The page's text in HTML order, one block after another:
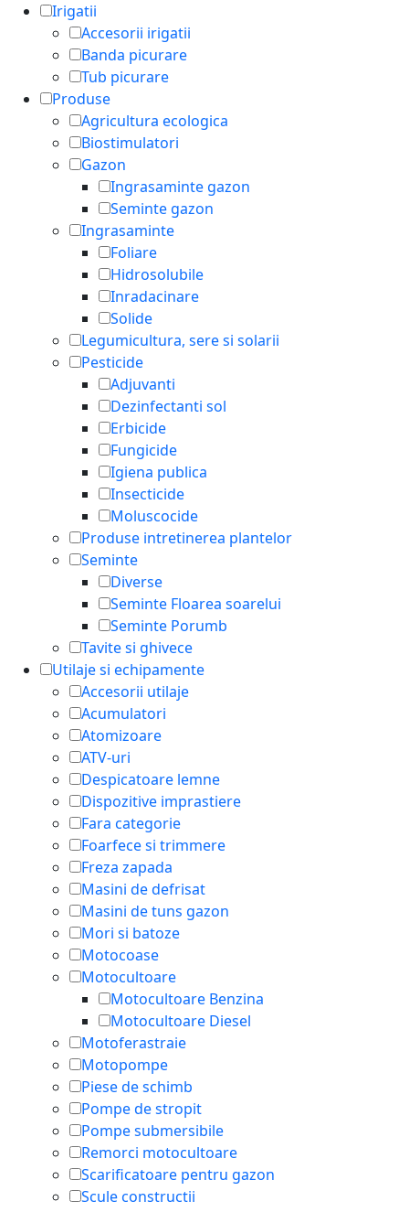
Irigatii
Accesorii irigatii
Banda picurare
Tub picurare
Produse
Agricultura ecologica
Biostimulatori
Gazon
Ingrasaminte gazon
Seminte gazon
Ingrasaminte
Foliare
Hidrosolubile
Inradacinare
Solide
Legumicultura, sere si solarii
Pesticide
Adjuvanti
Dezinfectanti sol
Erbicide
Fungicide
Igiena publica
Insecticide
Moluscocide
Produse intretinerea plantelor
Seminte
Diverse
Seminte Floarea soarelui
Seminte Porumb
Tavite si ghivece
Utilaje si echipamente
Accesorii utilaje
Acumulatori
Atomizoare
ATV-uri
Despicatoare lemne
Dispozitive imprastiere
Fara categorie
Foarfece si trimmere
Freza zapada
Masini de defrisat
Masini de tuns gazon
Mori si batoze
Motocoase
Motocultoare
Motocultoare Benzina
Motocultoare Diesel
Motoferastraie
Motopompe
Piese de schimb
Pompe de stropit
Pompe submersibile
Remorci motocultoare
Scarificatoare pentru gazon
Scule constructii